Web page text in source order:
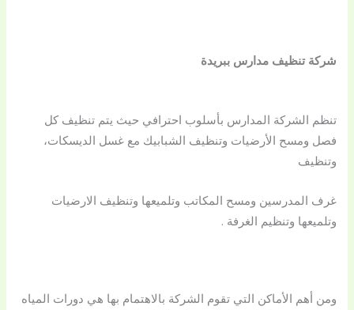
شركة تنظيف مدارس ببريدة
تنظم الشركة المدارس بأسلوب احترافي حيث يتم تنظيف كل
فصل ومسح الأرضيات وتنظيف الشبابيك مع غسل الديسكات،
وتنظيف
غرف المدرسين ومسح المكاتب وتلميعها وتنظيف الارضيات
وتلميعها وتنظيم الغرفة .
ومن أهم الأماكن التي تقوم الشركة بالاهتمام بها هي دورات المياه